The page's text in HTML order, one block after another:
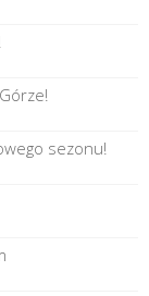
sezonu!